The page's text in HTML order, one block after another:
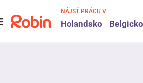
NÁJSŤ PRÁCU V
Holandsko Belgicko